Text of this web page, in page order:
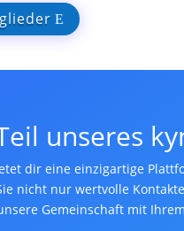
unseres
dir eine einzigartige
nicht nur wertvolle
Gemeinschaft mit